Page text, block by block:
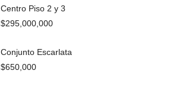
Centro Piso 2 y 3
$295,000,000
Conjunto Escarlata
$650,000